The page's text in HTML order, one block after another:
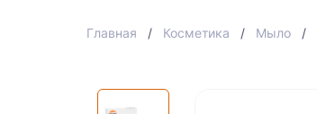
Главная Косметика Мыло